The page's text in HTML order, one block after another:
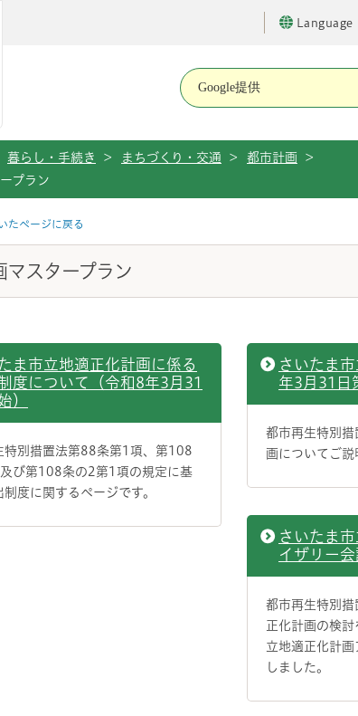
Language
暮らし・手続き > まちづくり・交通 > 都市計画
>
プラン
たページに戻る
マスタープラン
ま市立地適正化計画に係る
度について（令和8年3月31
）
特別措置法第88条第1項、第108
び第108条の2第1項の規定に基
制度に関するページです。
さいたま
年3月31日
都市再生特別
画についてご説
さいたま
イザリー会
都市再生特別
正化計画の検
立地適正化計
しました。